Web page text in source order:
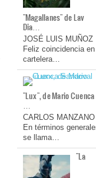
"Magallanes" de Lav
Dia…
JOSÉ LUIS MUÑOZ
Feliz coincidencia en
cartelera…
"Lux", de Mario Cuenca
…
CARLOS MANZANO
En términos
se llama…
"La